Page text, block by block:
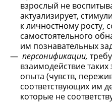
взрослый не
актуализирует,
к личностному росту,
самостоятельного
им познавательных
персонификации,
взаимодействие
опыта (чувств,
соответствующих им
которые не